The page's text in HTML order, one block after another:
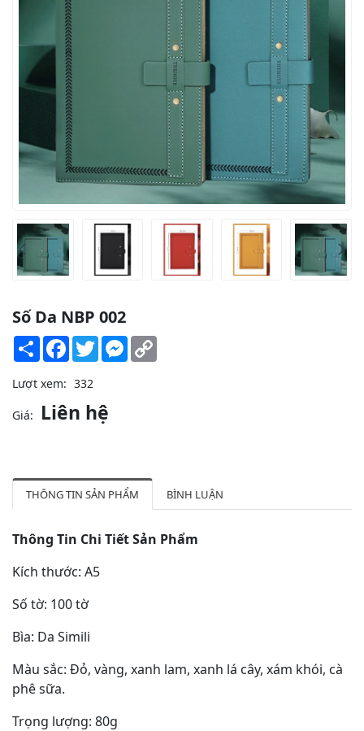
Số Da NBP 002
Share Facebook
TwitterMessenger
Lượt xem: 332
Giá: Liên hệ
THÔNG TIN SẢN PHẨM BÌNH LUẬN
Thông Tin Chi Tiết Sản Phẩm
Kích thước: A5
Số tờ: 100 tờ
Bìa: Da Simili
Màu sắc: Đỏ, vàng, xanh lam, xanh lá cây, xám khói, cà
phê sữa.
Trọng lượng: 80g